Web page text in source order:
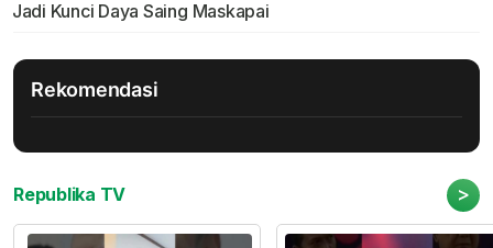
Jadi Kunci Daya Saing Maskapai
Rekomendasi
Republika TV >